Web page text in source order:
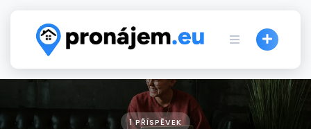
content
1 PŘÍSPĚVEK